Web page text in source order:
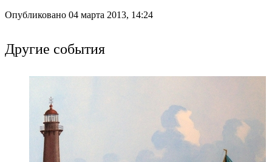
Опубликовано 04 марта 2013, 14:24
Другие события